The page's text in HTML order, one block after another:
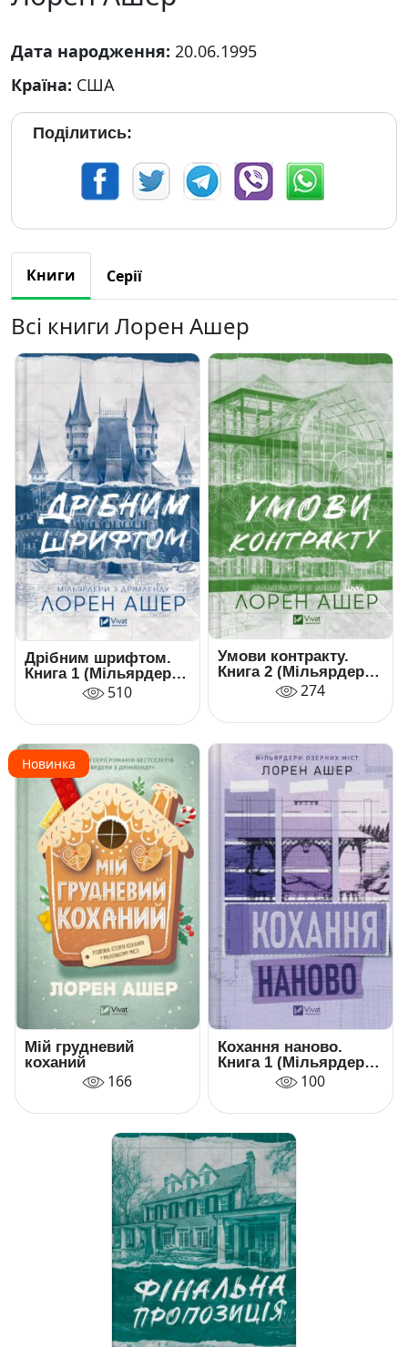
Дата народження: 20.06.1995
Країна: США
Поділитись:
Книги Серії
Всі книги Лорен Ашер
Дрібним шрифтом.
Книга 1 (Мільярдери
з Дрімленду)
510
Умови контракту.
Книга 2 (Мільярдери
з Дрімленду)
274
Новинка
Мій грудневий
коханий
166
Кохання наново.
Книга 1 (Мільярдери
озерних міст)
100